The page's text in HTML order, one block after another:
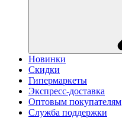
Новинки
Скидки
Гипермаркеты
Экспресс-доставка
Оптовым покупателям
Служба поддержки